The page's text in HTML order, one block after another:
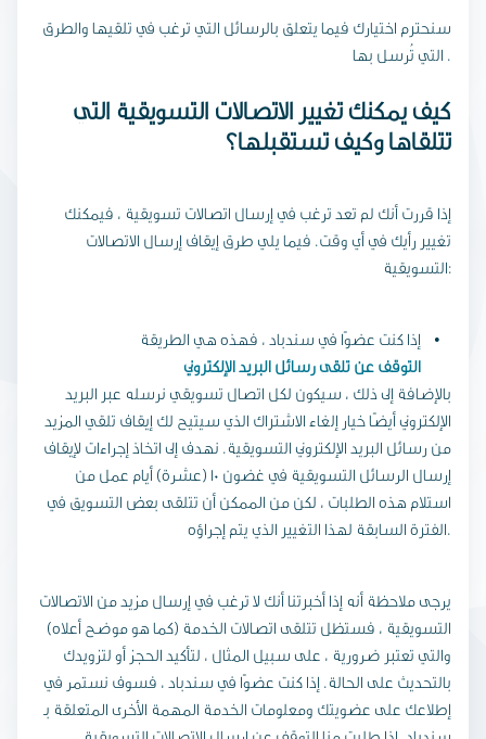
سنحترم اختيارك فيما يتعلق بالرسائل التي ترغب في تلقيها والطرق
التي تُرسل بها .
كيف يمكنك تغيير الاتصالات التسويقية التي
تتلقاها وكيف تستقبلها؟
إذا قررت أنك لم تعد ترغب في إرسال اتصالات تسويقية ، فيمكنك
تغيير رأيك في أي وقت. فيما يلي طرق إيقاف إرسال الاتصالات
التسويقية:
إذا كنت عضوًا في سندباد ، فهذه هي الطريقة
التوقف عن تلقي رسائل البريد الإلكتروني
بالإضافة إلى ذلك ، سيكون لكل اتصال تسويقي نرسله عبر البريد
الإلكتروني أيضًا خيار إلغاء الاشتراك الذي سيتيح لك إيقاف تلقي المزيد
من رسائل البريد الإلكتروني التسويقية. نهدف إلى اتخاذ إجراءات لإيقاف
إرسال الرسائل التسويقية في غضون 10 (عشرة) أيام عمل من
استلام هذه الطلبات ، لكن من الممكن أن تتلقى بعض التسويق في
الفترة السابقة لهذا التغيير الذي يتم إجراؤه.
يرجى ملاحظة أنه إذا أخبرتنا أنك لا ترغب في إرسال مزيد من الاتصالات
التسويقية ، فستظل تتلقى اتصالات الخدمة (كما هو موضح أعلاه)
والتي تعتبر ضرورية ، على سبيل المثال ، لتأكيد الحجز أو لتزويدك
بالتحديث على الحالة. إذا كنت عضوًا في سندباد ، فسوف نستمر في
إطلاعك على عضويتك ومعلومات الخدمة المهمة الأخرى المتعلقة بـ